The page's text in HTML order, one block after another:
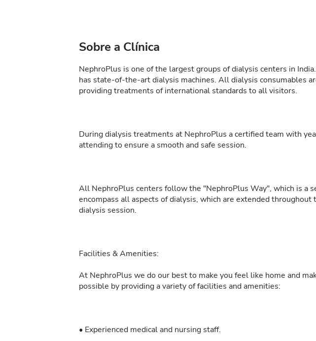
Sobre a Clínica
NephroPlus is one of the largest groups of dialysis centers in
has state-of-the-art dialysis machines. All dialysis consumables
providing treatments of international standards to all visitors.
During dialysis treatments at NephroPlus a certified team with
attending to ensure a smooth and safe session.
All NephroPlus centers follow the "NephroPlus Way", which is a
encompass all aspects of dialysis, which are extended throughout
dialysis session.
Facilities & Amenities:
At NephroPlus we do our best to make you feel like home and
possible by providing a variety of facilities and amenities:
• Experienced medical and nursing staff.